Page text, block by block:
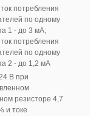
потребления
по одному
1 - до 3 мА;
потребления
по одному
2 - до 1,2 мА
В при
резисторе 4,7
и токе